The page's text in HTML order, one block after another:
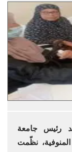
رئيس جامعة
نظّمت